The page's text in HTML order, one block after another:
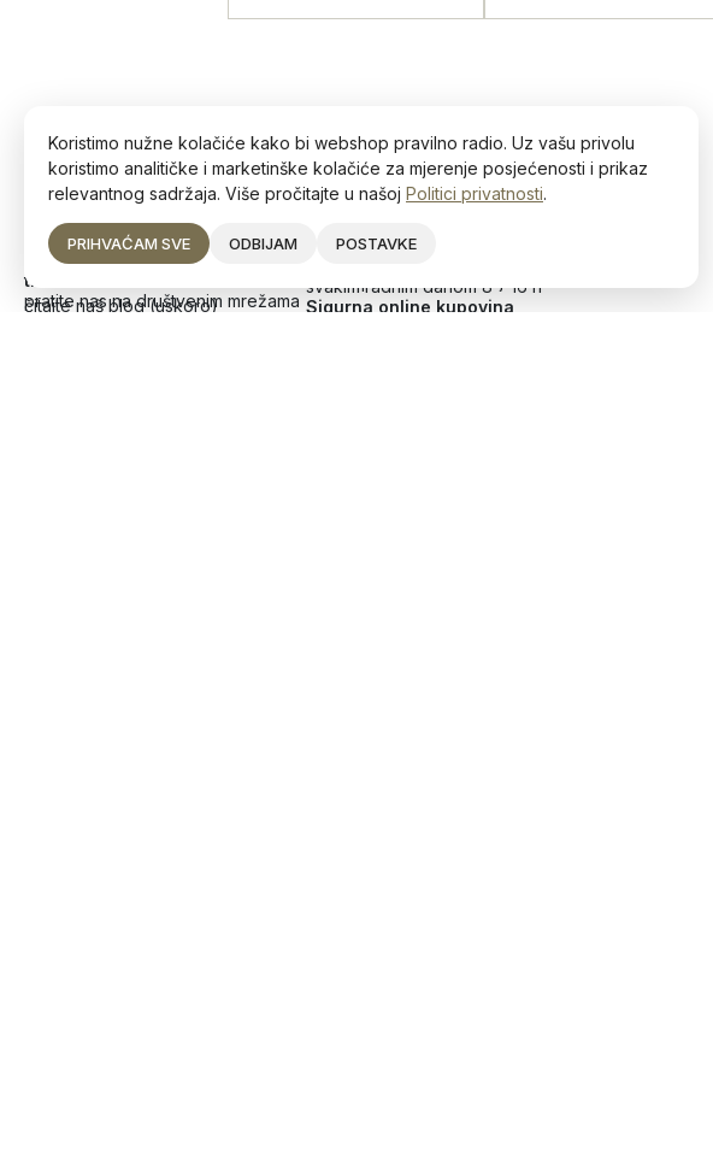
Ostanite u toku s najnovijim
trendovima!
pratite nas na društvenim mrežama
čitajte naš blog (uskoro)
svakim radnim danom 8 – 16 h
Sigurna online kupovina
Koristimo nužne kolačiće kako bi webshop pravilno radio. Uz vašu privolu
koristimo analitičke i marketinške kolačiće za mjerenje posjećenosti i prikaz
relevantnog sadržaja. Više pročitajte u našoj Politici privatnosti.
PRIHVAĆAM SVE ODBIJAM POSTAVKE